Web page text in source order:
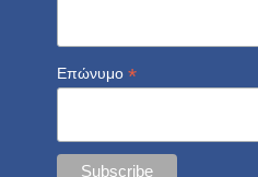
Επώνυμο *